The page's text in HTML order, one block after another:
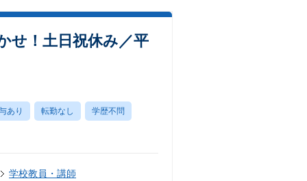
せ！土日祝休み／平
あり 転勤なし 学歴不問
学校教員・講師